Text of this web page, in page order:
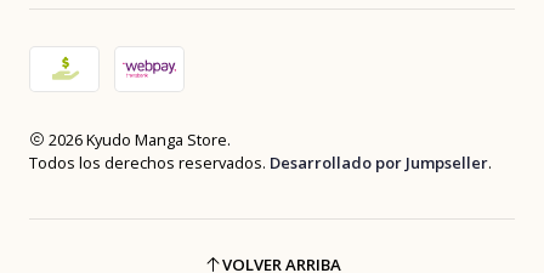
2026 Kyudo Manga Store.
Todos los derechos reservados. Desarrollado por Jumpseller.
VOLVER ARRIBA